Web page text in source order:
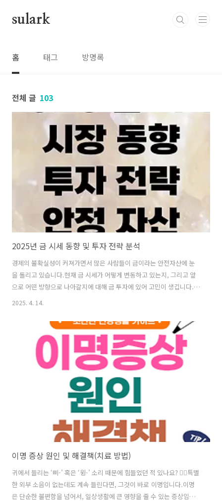
sulark
홈 태그 방명록
전체 글 103
2025년 금 시세 동향 및 투자 전략 분석
경제의 불확실성이 커져가면서 많은 사람들이 금이라는 안전자산에 눈
을 돌리고 있습니다.현재 금 시세가 어떻게 변동하고 있는지, 그리고 앞
으로 어떤 방향으로 나아갈지에 대해 금 투자에 있어 고민이 생깁니다.특
히, 금에 대한 수요가 증가함에 따라 국제과 국내 금 시세의 변화는 더욱
실질적으로 투자에 도움이 될 수 있는 정보를 함께 알아보겠습니다.이 글
을 통해 국제 금시세의 현황과 지역별 차이를 살펴보고, 투자 시 유의사
항 및 전문가의 전망까지 알아보겠습니다.현재 금 시세 현황2025년 4월
11일 기준, 국제 금 시세는 3,219.84달러/트로이온스로 기록되었습니
다. 최근에 +1.3%의 상승률을 보이고 있습니다. 국제 금 시세는 단순한
2025. 4. 14.
이명 증상 원인 및 해결책(치료 방법)
귀에서 들리는 ‘삐-’ 혹은 ‘윙-’ 소리 때문에 힘들었던 적 있나요? 😵‍💫특별
한 외부 소음이 없는데도 계속 들린다면, 그것이 바로 이명입니다.이명
은 단순한 불편함을 넘어서, 일상생활에 큰 영향을 줄 수 있는 증상입니